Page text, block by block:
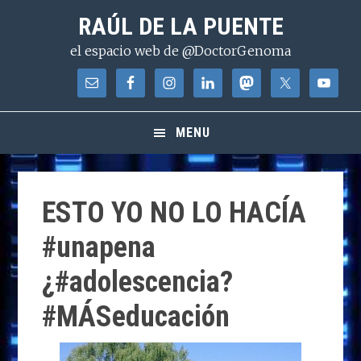
contenido
RAÚL DE LA PUENTE
el espacio web de @DoctorGenoma
MENU
ESTO YO NO LO HACÍA
#unapena
¿#adolescencia?
#MÁSeducación